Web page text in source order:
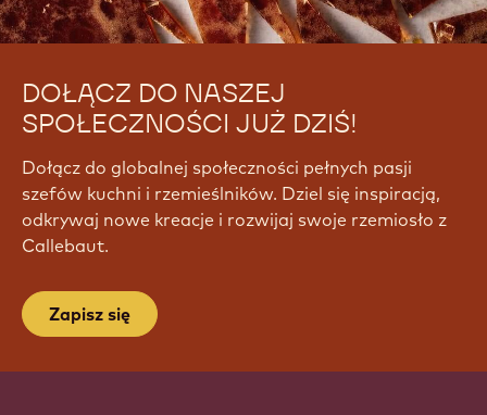
DOŁĄCZ DO NASZEJ
SPOŁECZNOŚCI JUŻ DZIŚ!
Dołącz do globalnej społeczności pełnych pasji
szefów kuchni i rzemieślników. Dziel się inspiracją,
odkrywaj nowe kreacje i rozwijaj swoje rzemiosło z
Callebaut.
Zapisz się